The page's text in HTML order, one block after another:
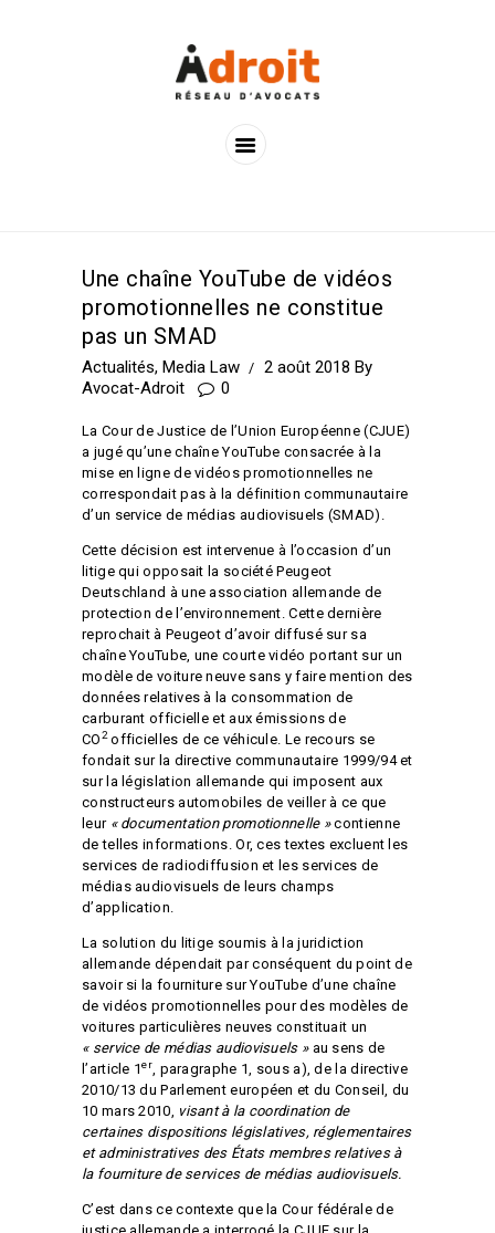
ACCUEIL
LES AVOCATS
CONTACTS
Une chaîne YouTube de vidéos
promotionnelles ne constitue
pas un SMAD
Actualités, Media Law 2 août 2018 By
Avocat-Adroit
0
La Cour de Justice de l’Union Européenne (CJUE)
a jugé qu’une chaîne YouTube consacrée à la
mise en ligne de vidéos promotionnelles ne
correspondait pas à la définition communautaire
d’un service de médias audiovisuels (SMAD).
Cette décision est intervenue à l’occasion d’un
litige qui opposait la société Peugeot
Deutschland à une association allemande de
protection de l’environnement. Cette dernière
reprochait à Peugeot d’avoir diffusé sur sa
chaîne YouTube, une courte vidéo portant sur un
modèle de voiture neuve sans y faire mention des
données relatives à la consommation de
carburant officielle et aux émissions de
CO2officielles de ce véhicule. Le recours se
fondait sur la directive communautaire 1999/94 et
sur la législation allemande qui imposent aux
constructeurs automobiles de veiller à ce que
leur « documentation promotionnelle »contienne
de telles informations. Or, ces textes excluent les
services de radiodiffusion et les services de
médias audiovisuels de leurs champs
d’application.
La solution du litige soumis à la juridiction
allemande dépendait par conséquent du point de
savoir si la fourniture sur YouTube d’une chaîne
de vidéos promotionnelles pour des modèles de
voitures particulières neuves constituait un
« service de médias audiovisuels »au sens de
l’article 1er, paragraphe 1, sous a), de la directive
2010/13 du Parlement européen et du Conseil, du
10 mars 2010, visant à la coordination de
certaines dispositions législatives, réglementaires
et administratives des États membres relatives à
la fourniture de services de médias audiovisuels.
C’est dans ce contexte que la Cour fédérale de